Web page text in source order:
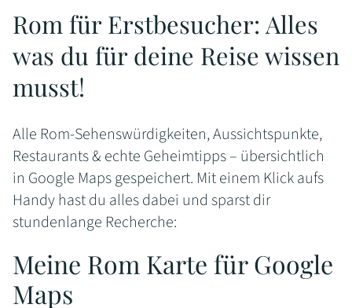
Rom für Erstbesucher: Alles
was du für deine Reise wissen
musst!
Alle Rom-Sehenswürdigkeiten, Aussichtspunkte,
Restaurants & echte Geheimtipps – übersichtlich
in Google Maps gespeichert. Mit einem Klick aufs
Handy hast du alles dabei und sparst dir
stundenlange Recherche:
Meine Rom Karte für Google
Maps